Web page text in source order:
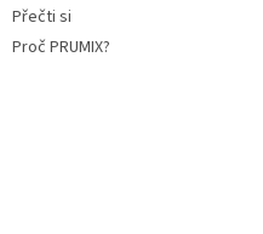
Přečti si
Proč PRUMIX?